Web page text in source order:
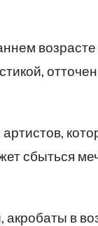
возрасте
сбыться
в